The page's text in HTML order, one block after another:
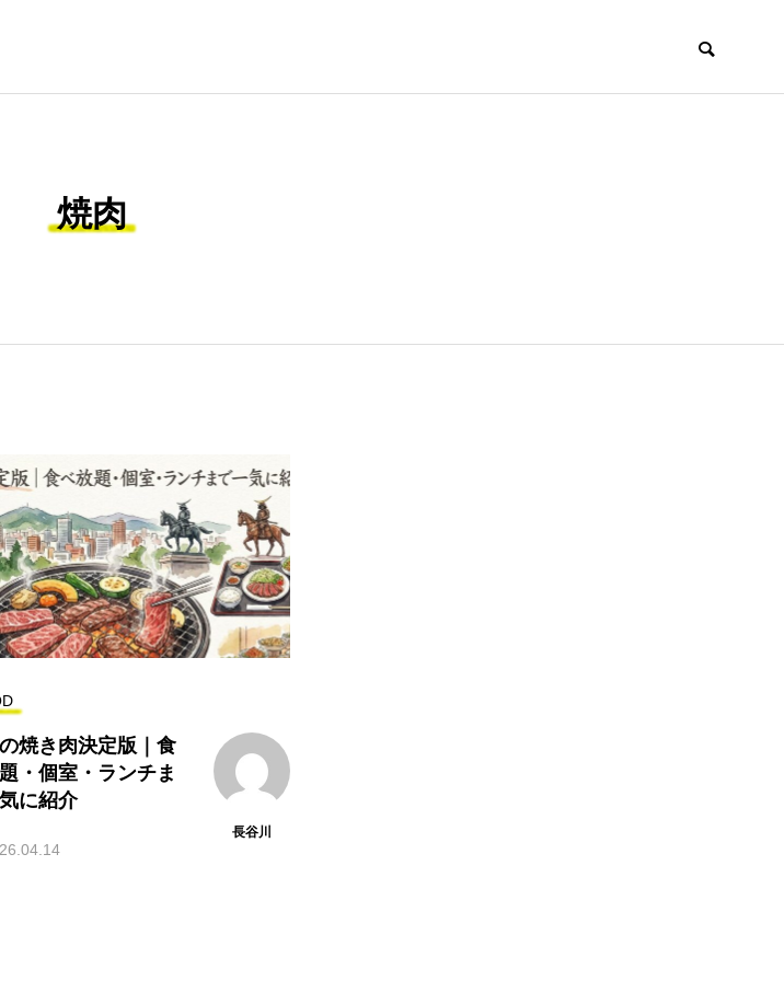
焼肉
焼き肉決定版｜食
・個室・ランチま
に紹介
長谷川